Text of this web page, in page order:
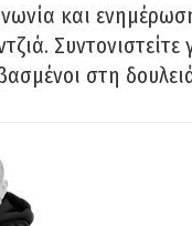
και
Συντονιστείτε
στη